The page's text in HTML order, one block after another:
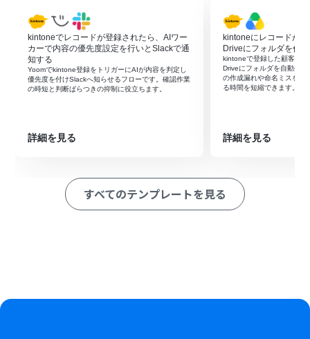
はじめに、kintoneとSlackをYoomと連携します
次に、トリガーでkintoneを選択し、「レコードが登録さ
れたら」というアクションを設定します
続いて、オペレーションでkintoneの「レコードを取得す
る」アクションを設定し、登録されたレコードの詳細情報
を取得します
次に、オペレーションでAI機能の「翻訳する」アクション
最後に、オペレーションでSlackの「チャンネルにメッセ
※「トリガー」：フロー起動のきっかけとなるアクション、「オ
ペレーション」：トリガー起動後、フロー内で処理を行うアク
前段のオペレーションで取得したkintoneのレコード情報
kintoneでレコードが登録されたら、AIワー
カーで内容の優先度設定を行いとSlackで通
知する
Yoomでkintone登録をトリガーにAIが内容を判定し
優先度を付けSlackへ知らせるフローです。確認作業
の時短と判断ばらつきの抑制に役立ちます。
詳細を見る
kintoneにレコードが
Driveにフォルダを作成
kintoneで登録した顧客・
Driveにフォルダを自動生
の作成漏れや命名ミスを抑
る時間を短縮できます。
詳細を見る
すべてのテンプレートを見る